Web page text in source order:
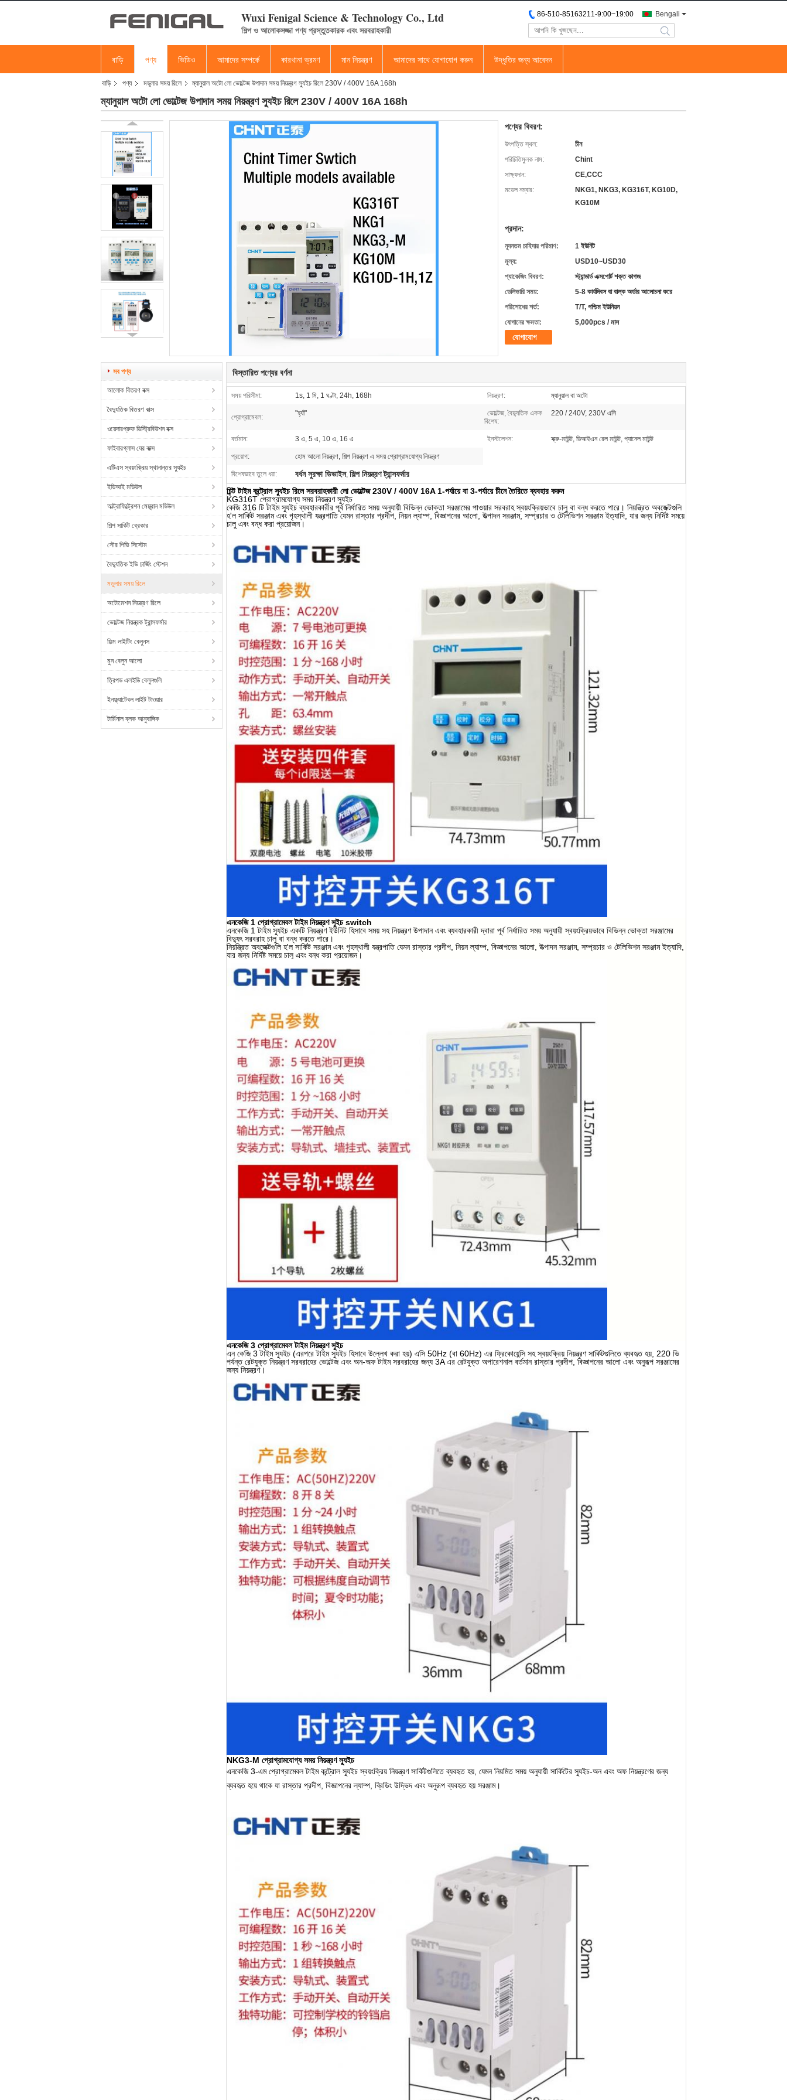
Wuxi Fenigal Science & Technology Co., Ltd
শিল্প ও আলোকসজ্জা পণ্য প্রস্তুতকারক এবং সরবরাহকারী
Bengali
86-510-85163211-9:00~19:00
search
বাড়ি পণ্য ভিডিও আমাদের সম্পর্কে কারখানা ভ্রমণ মান নিয়ন্ত্রণ আমাদের সাথে যোগাযোগ করুন উদ্ধৃতির জন্য আবেদন
বাড়ি পণ্য মডুলার সময় রিলে ম্যানুয়াল অটো লো ভোল্টেজ উপাদান সময় নিয়ন্ত্রণ স্যুইচ রিলে 230V / 400V 16A 168h
ম্যানুয়াল অটো লো ভোল্টেজ উপাদান সময় নিয়ন্ত্রণ স্যুইচ রিলে 230V / 400V 16A 168h
পণ্যের বিবরণ:
উৎপত্তি স্থল:
চীন
পরিচিতিমুলক নাম:
Chint
সাক্ষ্যদান:
CE,CCC
মডেল নম্বার:
NKG1, NKG3, KG316T, KG10D,
KG10M
প্রদান:
ন্যূনতম চাহিদার পরিমাণ:
1 ইউনিট
মূল্য:
USD10~USD30
প্যাকেজিং বিবরণ:
স্ট্যান্ডার্ড এক্সপোর্ট শক্ত কাগজ
ডেলিভারি সময়:
5-8 কার্যদিবস বা বাল্ক অর্ডার আলোচনা করে
পরিশোধের শর্ত:
T/T, পশ্চিম ইউনিয়ন
যোগানের ক্ষমতা:
5,000pcs / মাস
যোগাযোগ
সব পণ্য
আলোক বিতরণ বক্স
বৈদ্যুতিক বিতরণ বাক্স
ওয়েদারপ্রুফ ডিস্ট্রিবিউশন বক্স
ফাইবারগ্লাস ঘের বাক্স
এটিএস স্বয়ংক্রিয় স্থানান্তর স্যুইচ
ইডিআই মডিউল
আল্ট্রাফিল্ট্রেশন মেম্ব্রান মডিউল
শিল্প সার্কিট ব্রেকার
সৌর পিভি সিস্টেম
বৈদ্যুতিক ইভি চার্জিং স্টেশন
মডুলার সময় রিলে
অটোমেশন নিয়ন্ত্রণ রিলে
ভোল্টেজ নিয়ন্ত্রক ট্রান্সফর্মার
ফিল্ম লাইটিং বেলুনস
মুন বেলুন আলো
ত্রিপড এলইডি বেলুনগুলি
ইনফ্ল্যাটেবল লাইট টাওয়ার
টার্মিনাল ব্লক আনুষাঙ্গিক
বিস্তারিত পণ্যের বর্ণনা
সময় পরিসীমা: 1s, 1 মি, 1 ঘণ্টা, 24h, 168h নিয়ন্ত্রণ: ম্যানুয়াল বা অটো
প্রোগ্রামেবল: "হ্যাঁ"
ভোল্টেজ, বৈদ্যুতিক একক
বিশেষ:
220 / 240V, 230V এসি
বর্তমান: 3 এ, 5 এ, 10 এ, 16 এ ইনস্টলেশন: স্ক্রু-মাউন্ট, ডিআইএন রেল মাউন্ট, প্যানেল মাউন্ট
প্রয়োগ: হোম আলো নিয়ন্ত্রণ, শিল্প নিয়ন্ত্রণ এ সময় প্রোগ্রামযোগ্য নিয়ন্ত্রণ
বিশেষভাবে তুলে ধরা: বর্ধন সুরক্ষা ডিভাইস, শিল্প নিয়ন্ত্রণ ট্রান্সফর্মার
চিন্ট টাইম কন্ট্রোল স্যুইচ রিলে সরবরাহকারী লো ভোল্টেজ 230V / 400V 16A 1-পর্যায়ে বা 3-পর্যায়ে চীনে তৈরিতে ব্যবহার করুন
KG316T প্রোগ্রামযোগ্য সময় নিয়ন্ত্রণ স্যুইচ
কেজি 316 টি টাইম স্যুইচ ব্যবহারকারীর পূর্ব নির্ধারিত সময় অনুযায়ী বিভিন্ন ভোক্তা সরঞ্জামের পাওয়ার সরবরাহ স্বয়ংক্রিয়ভাবে চালু বা বন্ধ করতে পারে। নিয়ন্ত্রিত অবজেক্টগুলি
হ'ল সার্কিট সরঞ্জাম এবং গৃহস্থালী যন্ত্রপাতি যেমন রাস্তার প্রদীপ, নিয়ন ল্যাম্প, বিজ্ঞাপনের আলো, উত্পাদন সরঞ্জাম, সম্প্রচার ও টেলিভিশন সরঞ্জাম ইত্যাদি, যার জন্য নির্দিষ্ট সময়ে
চালু এবং বন্ধ করা প্রয়োজন।
এনকেজি 1 প্রোগ্রামেবল টাইম নিয়ন্ত্রণ সুইচ switch
এনকেজি 1 টাইম স্যুইচ একটি নিয়ন্ত্রণ ইউনিট হিসাবে সময় সহ নিয়ন্ত্রণ উপাদান এবং ব্যবহারকারী দ্বারা পূর্ব নির্ধারিত সময় অনুযায়ী স্বয়ংক্রিয়ভাবে বিভিন্ন ভোক্তা সরঞ্জামের
বিদ্যুৎ সরবরাহ চালু বা বন্ধ করতে পারে।
নিয়ন্ত্রিত অবজেক্টগুলি হ'ল সার্কিট সরঞ্জাম এবং গৃহস্থালী যন্ত্রপাতি যেমন রাস্তার প্রদীপ, নিয়ন ল্যাম্প, বিজ্ঞাপনের আলো, উত্পাদন সরঞ্জাম, সম্প্রচার ও টেলিভিশন সরঞ্জাম ইত্যাদি,
যার জন্য নির্দিষ্ট সময়ে চালু এবং বন্ধ করা প্রয়োজন।
এনকেজি 3 প্রোগ্রামেবল টাইম নিয়ন্ত্রণ সুইচ
এন কেজি 3 টাইম স্যুইচ (এরপরে টাইম স্যুইচ হিসাবে উল্লেখ করা হয়) এসি 50Hz (বা 60Hz) এর ফ্রিকোয়েন্সি সহ স্বয়ংক্রিয় নিয়ন্ত্রণ সার্কিটগুলিতে ব্যবহৃত হয়, 220 ভি
পর্যন্ত রেটযুক্ত নিয়ন্ত্রণ সরবরাহের ভোল্টেজ এবং অন-অফ টাইম সরবরাহের জন্য 3A এর রেটযুক্ত অপারেশনাল বর্তমান রাস্তার প্রদীপ, বিজ্ঞাপনের আলো এবং অনুরূপ সরঞ্জামের
জন্য নিয়ন্ত্রণ।
NKG3-M প্রোগ্রামযোগ্য সময় নিয়ন্ত্রণ স্যুইচ
এনকেজি 3-এম প্রোগ্রামেবল টাইম কন্ট্রোল স্যুইচ স্বয়ংক্রিয় নিয়ন্ত্রণ সার্কিটগুলিতে ব্যবহৃত হয়, যেমন নিয়মিত সময় অনুযায়ী সার্কিটের স্যুইচ-অন এবং অফ নিয়ন্ত্রণের জন্য
ব্যবহৃত হয়ে থাকে যা রাস্তার প্রদীপ, বিজ্ঞাপনের ল্যাম্প, ব্রিডিং উদ্ভিদ এবং অনুরূপ ব্যবহৃত হয় সরঞ্জাম।